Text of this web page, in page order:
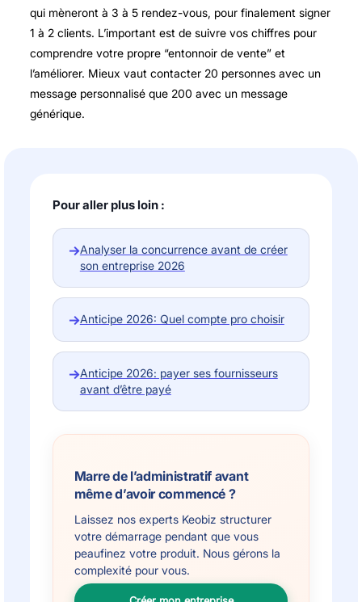
qui mèneront à 3 à 5 rendez-vous, pour finalement signer
1 à 2 clients. L’important est de suivre vos chiffres pour
comprendre votre propre “entonnoir de vente” et
l’améliorer. Mieux vaut contacter 20 personnes avec un
message personnalisé que 200 avec un message
générique.
Pour aller plus loin :
→Analyser la concurrence avant de créer
son entreprise 2026
→Anticipe 2026: Quel compte pro choisir
→Anticipe 2026: payer ses fournisseurs
avant d’être payé
Marre de l’administratif avant
même d’avoir commencé ?
Laissez nos experts Keobiz structurer
votre démarrage pendant que vous
peaufinez votre produit. Nous gérons la
complexité pour vous.